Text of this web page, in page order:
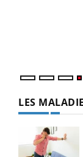
LES